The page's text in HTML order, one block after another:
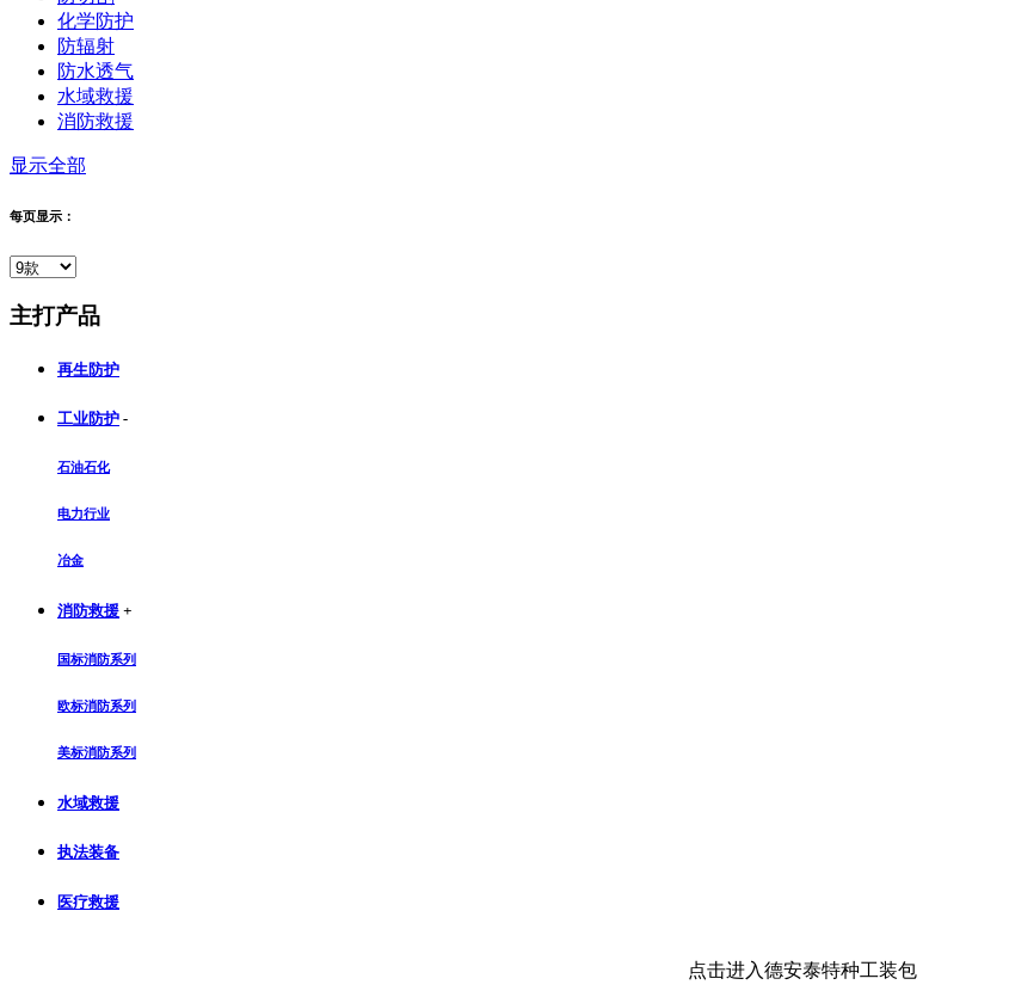
化学防护
防辐射
防水透气
水域救援
消防救援
显示全部
每页显示：
主打产品
再生防护
工业防护 -
石油石化
电力行业
冶金
消防救援 +
国标消防系列
欧标消防系列
美标消防系列
水域救援
执法装备
医疗救援
点击进入德安泰特种工装包